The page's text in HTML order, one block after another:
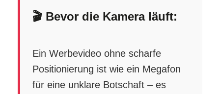
🎬 Bevor die Kamera läuft:
Ein Werbevideo ohne scharfe
Positionierung ist wie ein Megafon
für eine unklare Botschaft – es